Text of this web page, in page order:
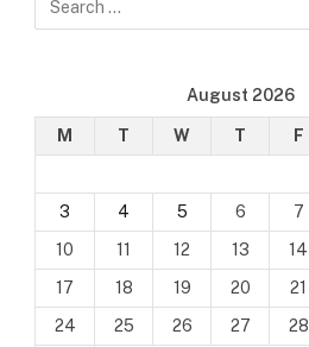
August 2026
M T W T F
3
4 5 6 7
10
11 12 13 14
17
18 19 20 21
24
25 26 27 28